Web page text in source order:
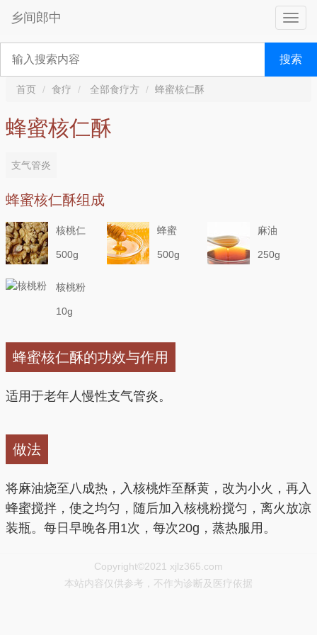
乡间郎中
搜索
首页 食疗 全部食疗方 蜂蜜核仁酥
蜂蜜核仁酥
支气管炎
蜂蜜核仁酥组成
核桃仁
500g
蜂蜜
500g
麻油
250g
核桃粉
10g
蜂蜜核仁酥的功效与作用
适用于老年人慢性支气管炎。
做法
将麻油烧至八成热，入核桃炸至酥黄，改为小火，再入
蜂蜜搅拌，使之均匀，随后加入核桃粉搅匀，离火放凉
装瓶。每日早晚各用1次，每次20g，蒸热服用。
Copyright©2021 xjlz365.com
本站内容仅供参考，不作为诊断及医疗依据